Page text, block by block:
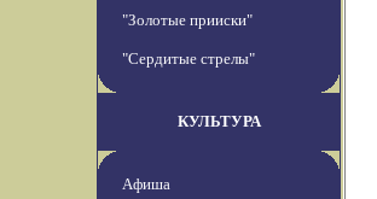
"Золотые прииски"
"Сердитые стрелы"
КУЛЬТУРА
Афиша